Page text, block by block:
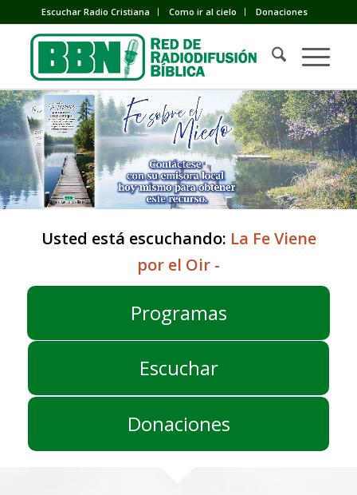
Escuchar Radio Cristiana Como ir al cielo Donaciones
Usted está escuchando: La Fe Viene
por el Oir -
Programas
Escuchar
Donaciones